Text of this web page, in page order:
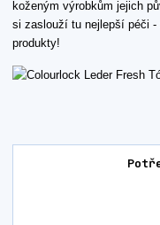
koženým výrobkům jejich
si zaslouží tu nejlepší péči -
produkty!